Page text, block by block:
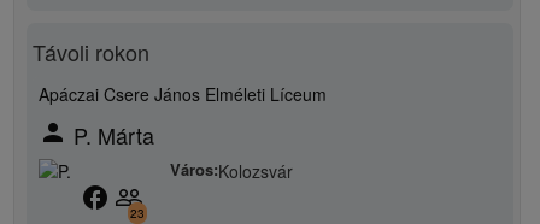
Távoli rokon
Apáczai Csere János Elméleti Líceum
person P. Márta
Város:Kolozsvár
facebook people_outline
23